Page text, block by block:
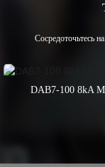
Сосредоточьтесь
DAB7-100 8kA